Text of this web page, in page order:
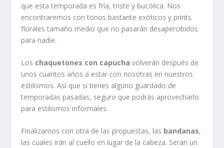
que esta temporada es fría, triste y bucólica. Nos
encontraremos con tonos bastante exóticos y prints
florales tamaño medio que no pasarán desapercibidos
para nadie.
Los chaquetones con capucha volverán después de
unos cuantos años a estar con nosotras en nuestros
estilismos. Así que si tienes alguno guardado de
temporadas pasadas, seguro que podrás aprovecharlo
para estilismos informales.
Finalizamos con otra de las propuestas, las bandanas,
las cuales irán al cuello en lugar de la cabeza. Serán un